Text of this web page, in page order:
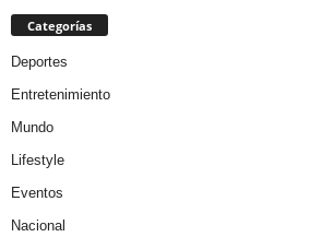
Categorías
Deportes
Entretenimiento
Mundo
Lifestyle
Eventos
Nacional